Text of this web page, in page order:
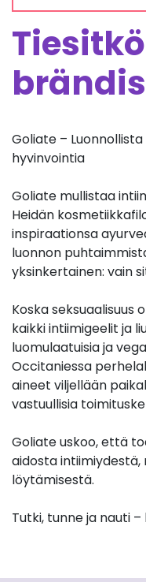
Goliate –
hyvinvointia
Goliate mullistaa
Heidän
inspiraationsa
luonnon
yksinkertainen: vain
Koska seksuaalisuus
kaikki intiimigeelit ja
luomulaatuisia ja
Occitaniessa
aineet viljellään
vastuullisia
Goliate uskoo, että
aidosta
löytämisestä.
Tutki, tunne ja nauti –